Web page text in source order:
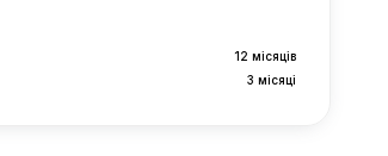
12 місяців
3 місяці